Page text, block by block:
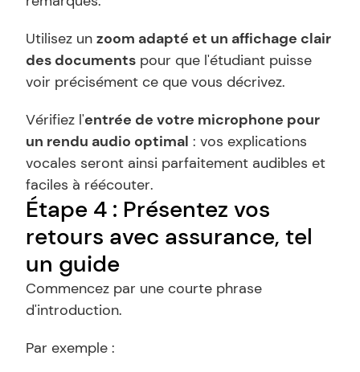
Utilisez un zoom adapté et un affichage clair
des documents pour que l'étudiant puisse
voir précisément ce que vous décrivez.
Vérifiez l'entrée de votre microphone pour
un rendu audio optimal : vos explications
vocales seront ainsi parfaitement audibles et
faciles à réécouter.
Étape 4 : Présentez vos
retours avec assurance, tel
un guide
Commencez par une courte phrase
d'introduction.
Par exemple :